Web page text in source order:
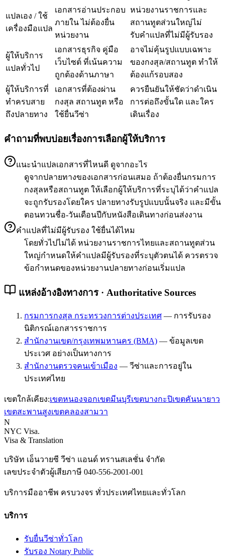
แปลเอง / ใช้
เครื่องมือแปล
เอกสารอ่านประกอบ
ภายใน ไม่ต้องยื่น
หน่วยงาน
หน่วยงานราชการและ
สถานทูตส่วนใหญ่ไม่
รับคำแปลที่ไม่มีผู้รับรอง
ผู้ให้บริการ
แปลทั่วไป
เอกสารธุรกิจ คู่มือ
เว็บไซต์ ที่เน้นความ
ถูกต้องด้านภาษา
อาจไม่คุ้นรูปแบบเฉพาะ
ของกงสุล/สถานทูต ทำให้
ต้องแก้รอบสอง
ผู้ให้บริการที่
ทำครบสาย
ถึงปลายทาง
เอกสารที่ต้องผ่าน
กงสุล สถานทูต หรือ
ใช้ยื่นวีซ่า
ควรยืนยันให้ชัดว่าดำเนิน
การต่อถึงขั้นใด และใคร
เดินเรื่อง
คำถามที่พบบ่อยเรื่องการเลือกผู้ให้บริการ
แนะนำแปลเอกสารที่ไหนดี ดูจากอะไร
ดูจากปลายทางของเอกสารก่อนเสมอ ถ้าต้องยื่นกรมการ
กงสุลหรือสถานทูต ให้เลือกผู้ให้บริการที่ระบุได้ว่าคำแปล
จะถูกรับรองโดยใคร ปลายทางรับรูปแบบนั้นจริง และมีขั้น
ตอนทวนชื่อ-วันเดือนปีกับหนังสือเดินทางก่อนส่งงาน
คำแปลที่ไม่มีผู้รับรอง ใช้ยื่นได้ไหม
โดยทั่วไปไม่ได้ หน่วยงานราชการไทยและสถานทูตส่วน
ใหญ่กำหนดให้คำแปลมีผู้รับรองที่ระบุตัวตนได้ ควรตรวจ
ข้อกำหนดของหน่วยงานปลายทางก่อนเริ่มแปล
แหล่งอ้างอิงทางการ · Authoritative Sources
กรมการกงสุล กระทรวงการต่างประเทศ — การรับรอง
นิติกรณ์เอกสารราชการ
สำนักงานเขต/กรุงเทพมหานคร (BMA) — ข้อมูลเขต
ประเวศ อย่างเป็นทางการ
สำนักงานตรวจคนเข้าเมือง — วีซ่าและการอยู่ใน
ประเทศไทย
เขตใกล้เคียง:เขตหนองจอกเขตมีนบุรีเขตบางกะปิเขตคันนายาว
เขตสะพานสูงเขตคลองสามวา
N
NYC Visa.
Visa & Translation
บริษัท เอ็นวายซี วีซ่า แอนด์ ทรานสเลชั่น จำกัด
เลขประจำตัวผู้เสียภาษี 040-556-2001-001
บริการมืออาชีพ ครบวงจร ทั่วประเทศไทยและทั่วโลก
บริการ
รับยื่นวีซ่าทั่วโลก
รับรอง Notary Public